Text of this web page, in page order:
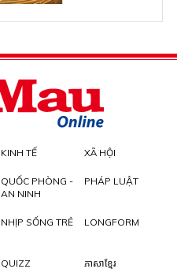
KINH TẾ XÃ HỘI
QUỐC PHÒNG -
AN NINH
PHÁP LUẬT
NHỊP SỐNG TRẺ LONGFORM
QUIZZ ភាសាខ្មែរ